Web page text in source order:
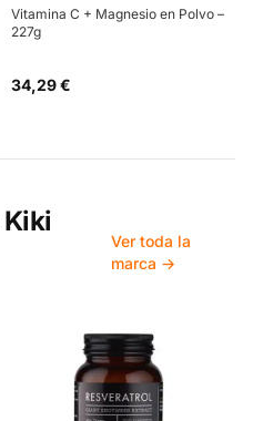
Vitamina C + Magnesio en Polvo –
227g
34,29 €
Kiki
Ver toda la
marca →